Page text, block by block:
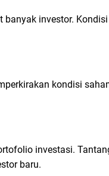
investor.
kondisi
investasi.
baru.